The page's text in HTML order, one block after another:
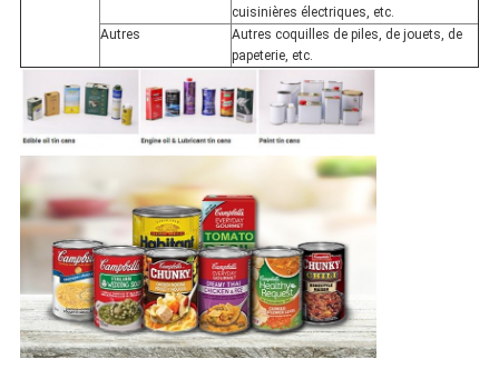
cuisinières électriques, etc.
Autres
Autres coquilles de piles, de jouets, de
papeterie, etc.